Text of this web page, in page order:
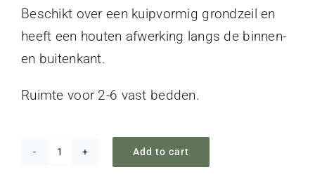
Beschikt over een kuipvormig grondzeil en
heeft een houten afwerking langs de binnen-
en buitenkant.
Ruimte voor 2-6 vast bedden.
Add to cart